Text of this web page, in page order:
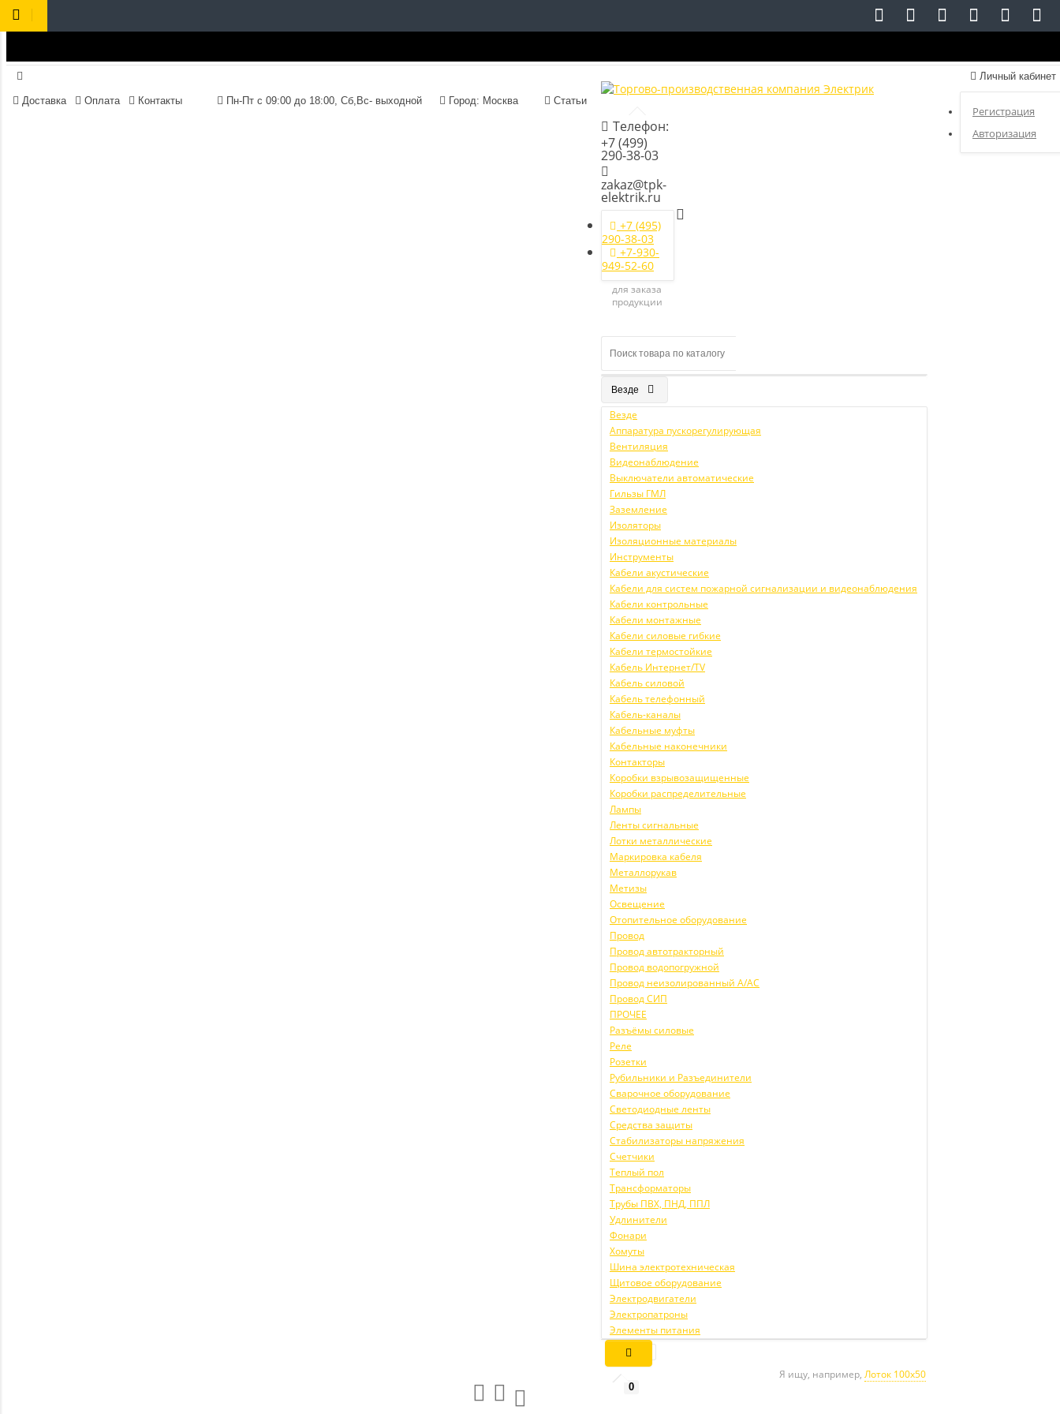
Доставка Оплата Контакты Пн-Пт с 09:00 до 18:00, Сб,Вс- выходной Город: Москва Статьи
Личный кабинет
Регистрация
Авторизация
Телефон:
+7 (499)
290-38-03
zakaz@tpk-
elektrik.ru
+7 (495)
290-38-03
+7-930-
949-52-60
для заказа
продукции
Везде
Везде
Аппаратура пускорегулирующая
Вентиляция
Видеонаблюдение
Выключатели автоматические
Гильзы ГМЛ
Заземление
Изоляторы
Изоляционные материалы
Инструменты
Кабели акустические
Кабели для систем пожарной сигнализации и видеонаблюдения
Кабели контрольные
Кабели монтажные
Кабели силовые гибкие
Кабели термостойкие
Кабель Интернет/TV
Кабель силовой
Кабель телефонный
Кабель-каналы
Кабельные муфты
Кабельные наконечники
Контакторы
Коробки взрывозащищенные
Коробки распределительные
Лампы
Ленты сигнальные
Лотки металлические
Маркировка кабеля
Металлорукав
Метизы
Освещение
Отопительное оборудование
Провод
Провод автотракторный
Провод водопогружной
Провод неизолированный А/АС
Провод СИП
ПРОЧЕЕ
Разъёмы силовые
Реле
Розетки
Рубильники и Разъединители
Сварочное оборудование
Светодиодные ленты
Средства защиты
Стабилизаторы напряжения
Счетчики
Теплый пол
Трансформаторы
Трубы ПВХ, ПНД, ППЛ
Удлинители
Фонари
Хомуты
Шина электротехническая
Щитовое оборудование
Электродвигатели
Электропатроны
Элементы питания
Я ищу, например, Лоток 100х50
0